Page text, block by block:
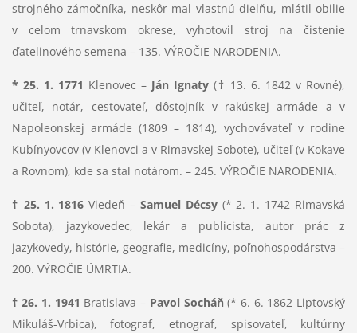
strojného zámočníka, neskôr mal vlastnú dielňu, mlátil obilie
v celom trnavskom okrese, vyhotovil stroj na čistenie
ďatelinového semena – 135. VÝROČIE NARODENIA.
* 25. 1. 1771 Klenovec – Ján Ignaty († 13. 6. 1842 v Rovné),
učiteľ, notár, cestovateľ, dôstojník v rakúskej armáde a v
Napoleonskej armáde (1809 – 1814), vychovávateľ v rodine
Kubínyovcov (v Klenovci a v Rimavskej Sobote), učiteľ (v Kokave
a Rovnom), kde sa stal notárom. – 245. VÝROČIE NARODENIA.
† 25. 1. 1816 Viedeň – Samuel Décsy(* 2. 1. 1742 Rimavská
Sobota), jazykovedec, lekár a publicista, autor prác z
jazykovedy, histórie, geografie, medicíny, poľnohospodárstva –
200. VÝROČIE ÚMRTIA.
† 26. 1. 1941 Bratislava – Pavol Socháň (* 6. 6. 1862 Liptovský
Mikuláš-Vrbica), fotograf, etnograf, spisovateľ, kultúrny